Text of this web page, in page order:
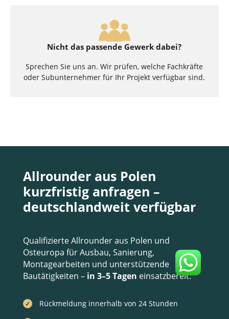
Nicht das passende Gewerk dabei?
Sprechen Sie uns an. Wir prüfen, welche Fachkräfte
oder Subunternehmer für Ihr Projekt verfügbar sind.
Allrounder aus Polen
kurzfristig anfragen –
deutschlandweit verfügbar
Qualifizierte Allrounder aus Polen und
Osteuropa für Ausbau, Sanierung,
Montagearbeiten und unterstützende
Bautätigkeiten – in 3–5 Tagen einsatzbereit.
Rückmeldung innerhalb von 24 Stunden